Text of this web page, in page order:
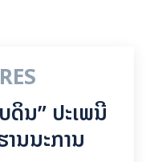
ດິນ” ປະເພນີ
ນນະການ